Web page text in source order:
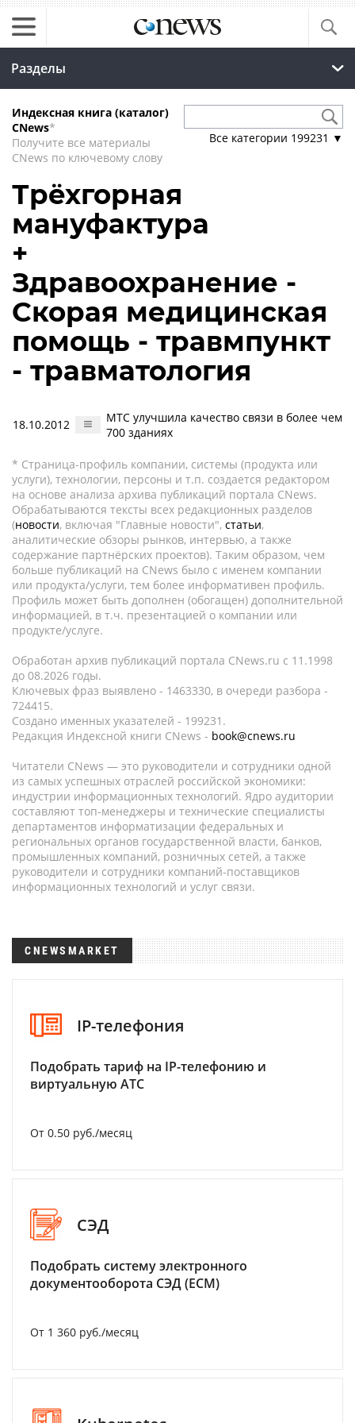
Разделы
Индексная книга (каталог)
CNews*
Получите все материалы
CNews по ключевому слову
Все категории 199231 ▼
Трёхгорная
мануфактура
+
Здравоохранение -
Скорая медицинская
помощь - травмпункт
- травматология
18.10.2012
МТС улучшила качество связи в более чем
700 зданиях
* Страница-профиль компании, системы (продукта или
услуги), технологии, персоны и т.п. создается редактором
на основе анализа архива публикаций портала CNews.
Обрабатываются тексты всех редакционных разделов
(новости, включая "Главные новости", статьи,
аналитические обзоры рынков, интервью, а также
содержание партнёрских проектов). Таким образом, чем
больше публикаций на CNews было с именем компании
или продукта/услуги, тем более информативен профиль.
Профиль может быть дополнен (обогащен) дополнительной
информацией, в т.ч. презентацией о компании или
продукте/услуге.
Обработан архив публикаций портала CNews.ru c 11.1998
до 08.2026 годы.
Ключевых фраз выявлено - 1463330, в очереди разбора -
724415.
Создано именных указателей - 199231.
Редакция Индексной книги CNews - book@cnews.ru
Читатели CNews — это руководители и сотрудники одной
из самых успешных отраслей российской экономики:
индустрии информационных технологий. Ядро аудитории
составляют топ-менеджеры и технические специалисты
департаментов информатизации федеральных и
региональных органов государственной власти, банков,
промышленных компаний, розничных сетей, а также
руководители и сотрудники компаний-поставщиков
информационных технологий и услуг связи.
CNEWSMARKET
IP-телефония
Подобрать тариф на IP-телефонию и
виртуальную АТС
От 0.50 руб./месяц
СЭД
Подобрать систему электронного
документооборота СЭД (ECM)
От 1 360 руб./месяц